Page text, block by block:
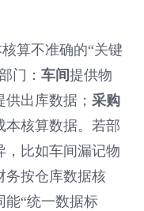
算不准确的“关键
门：车间提供物
供出库数据；采购
本核算数据。若部
，比如车间漏记物
务按仓库数据核
能“统一数据标